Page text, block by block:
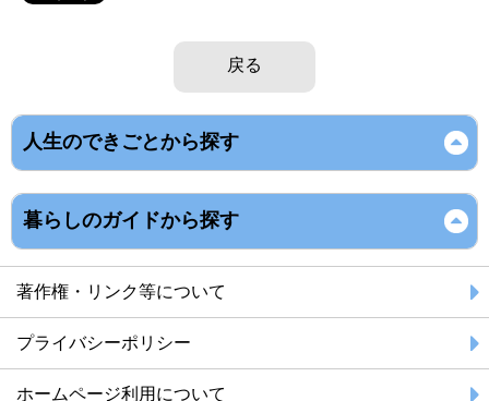
戻る
人生のできごとから探す
暮らしのガイドから探す
著作権・リンク等について
プライバシーポリシー
ホームページ利用について